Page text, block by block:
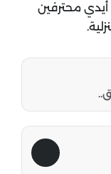
أيدي محترفين